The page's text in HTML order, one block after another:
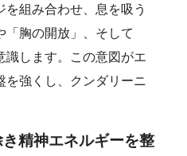
組み合わせ、息を吸う
「胸の開放」、そして
識します。この意図がエ
を強くし、クンダリーニ
精神エネルギーを整